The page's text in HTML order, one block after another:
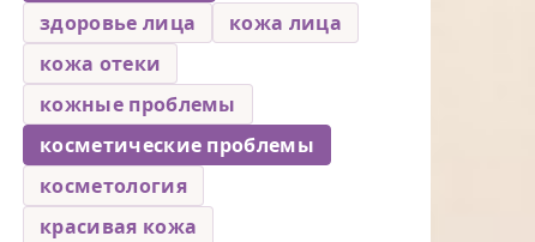
здоровье лица
кожа лица
кожа отеки
кожные проблемы
косметические проблемы
косметология
красивая кожа